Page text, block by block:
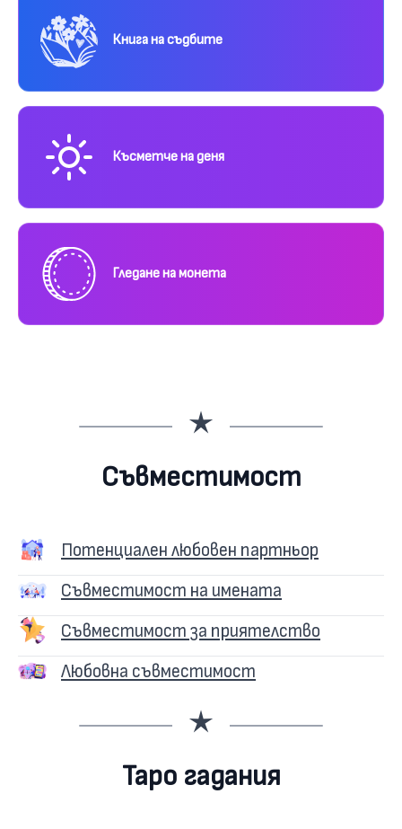
Книга на съдбите
Късметче на деня
Гледане на монета
Съвместимост
Потенциален любовен партньор
Съвместимост на имената
Съвместимост за приятелство
Любовна съвместимост
Таро гадания